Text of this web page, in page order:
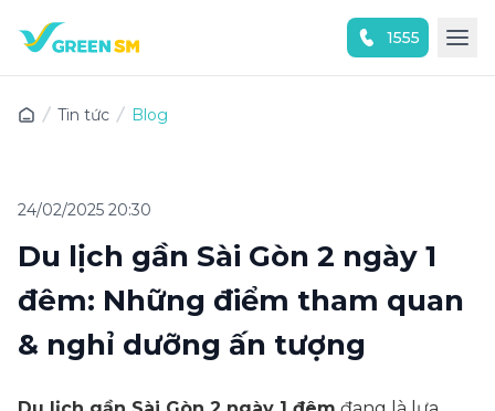
1555
Tin tức Blog
24/02/2025 20:30
Du lịch gần Sài Gòn 2 ngày 1
đêm: Những điểm tham quan
& nghỉ dưỡng ấn tượng